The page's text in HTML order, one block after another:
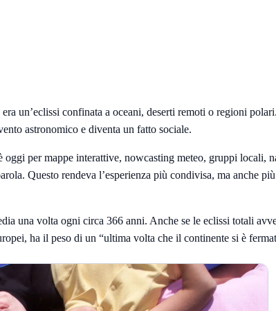
un’eclissi confinata a oceani, deserti remoti o regioni
astronomico e diventa un fatto sociale.
per mappe interattive, nowcasting meteo, gruppi
Questo rendeva l’esperienza più condivisa, ma anche più
una volta ogni circa 366 anni. Anche se le eclissi totali
ha il peso di un “ultima volta che il continente si è